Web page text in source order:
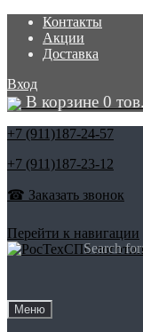
Контакты
Акции
Доставка
Вход
В корзине 0
+7 (911)187-24-57
+7 (911)187-23-12
☎ Заказать звонок
Search for:
Перейти к навигации
Меню